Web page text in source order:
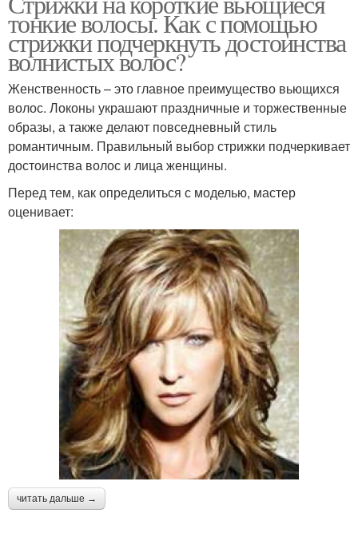
тонкие волосы. Как с помощью
стрижки подчеркнуть достоинства
волнистых волос?
Женственность – это главное преимущество вьющихся
волос. Локоны украшают праздничные и торжественные
образы, а также делают повседневный стиль
романтичным. Правильный выбор стрижки подчеркивает
достоинства волос и лица женщины.
Перед тем, как определиться с моделью, мастер
оценивает:
читать дальше →